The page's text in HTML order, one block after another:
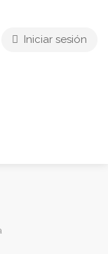
Iniciar sesión